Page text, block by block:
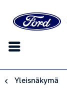
Yleisnäkymä